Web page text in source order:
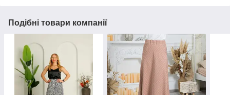
Подібні товари компанії